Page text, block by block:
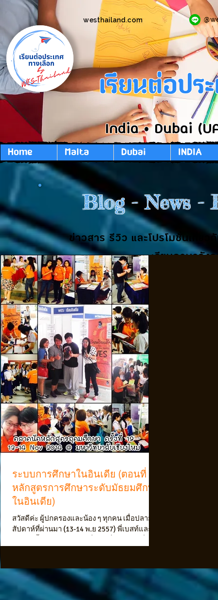
westhailand.com
เรียนต่อปร
India • Dubai
Home Malta Dubai INDIA
Blog - News -
ข่าวสาร รีวิว และโปรโมชั่นเกี่ยว
เรียนภาษาอัง
ระบบการศึกษาในอินเดีย (ตอนที่ 2 :
หลักสูตรการศึกษาระดับมัธยมศึกษา
ในอินเดีย)
สวัสดีค่ะ ผู้ปกครองและน้อง ๆ ทุกคน เมื่อปลาย
สัปดาห์ที่ผ่านมา (13-14 พ.ย 2557) พี่เบสท์และ